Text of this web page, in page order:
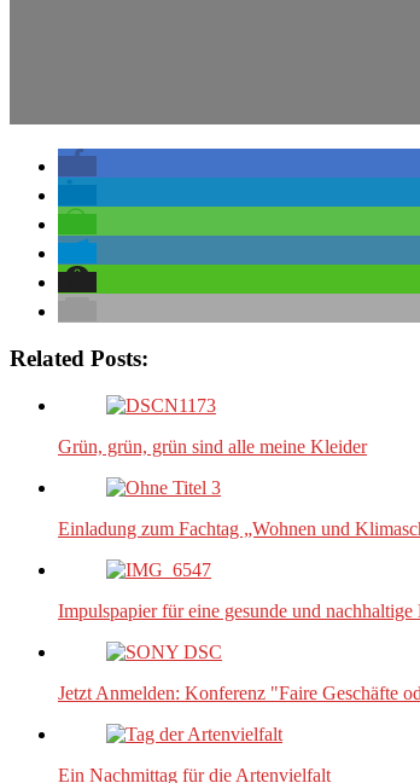
Related Posts:
Grün, grün, grün sind alle meine Kleider
Einladung zum Fachtag „Wohnen und
Impulspapier für eine gesunde und nachhaltige
Jetzt Anmelden: Konferenz "Faire Geschäfte
Ein Nachmittag für die Artenvielfalt